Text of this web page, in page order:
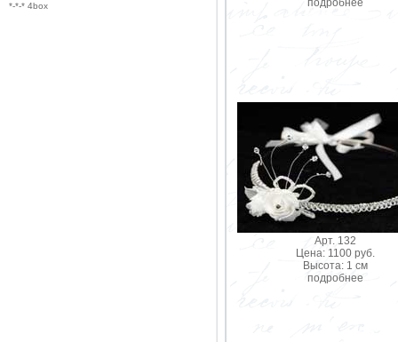
*-*-* 4box
Арт. 132
Цена: 1100 руб.
Высота: 1 см
подробнее